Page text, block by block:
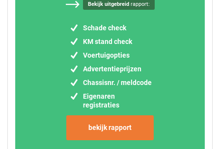
Bekijk uitgebreidrapport:
Schade check
KM stand check
Voertuigopties
Advertentieprijzen
Chassisnr. / meldcode
Eigenaren
registraties
bekijk rapport